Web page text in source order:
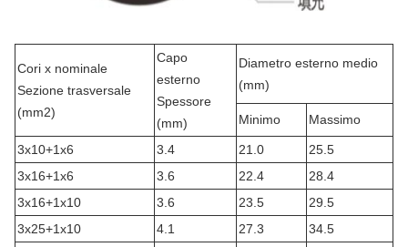
Cori x nominale
Sezione trasversale
(mm2)
Capo
esterno
Spessore
(mm)
Diametro esterno medio
(mm)
Minimo Massimo
3x10+1x6 3.4 21.0
25.5
3x16+1x6
3.6 22.4
28.4
3x16+1x10
3.6 23.5
29.5
3x25+1x10
4.1 27.3
34.5